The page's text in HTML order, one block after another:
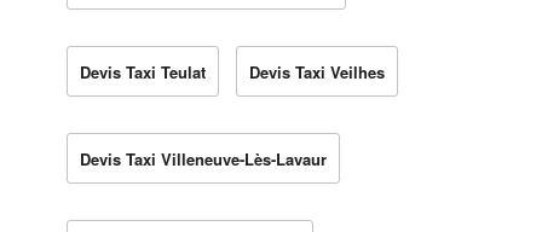
Devis Taxi Teulat Devis Taxi Veilhes
Devis Taxi Villeneuve-Lès-Lavaur